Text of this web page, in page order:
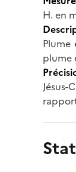
H. en
plume